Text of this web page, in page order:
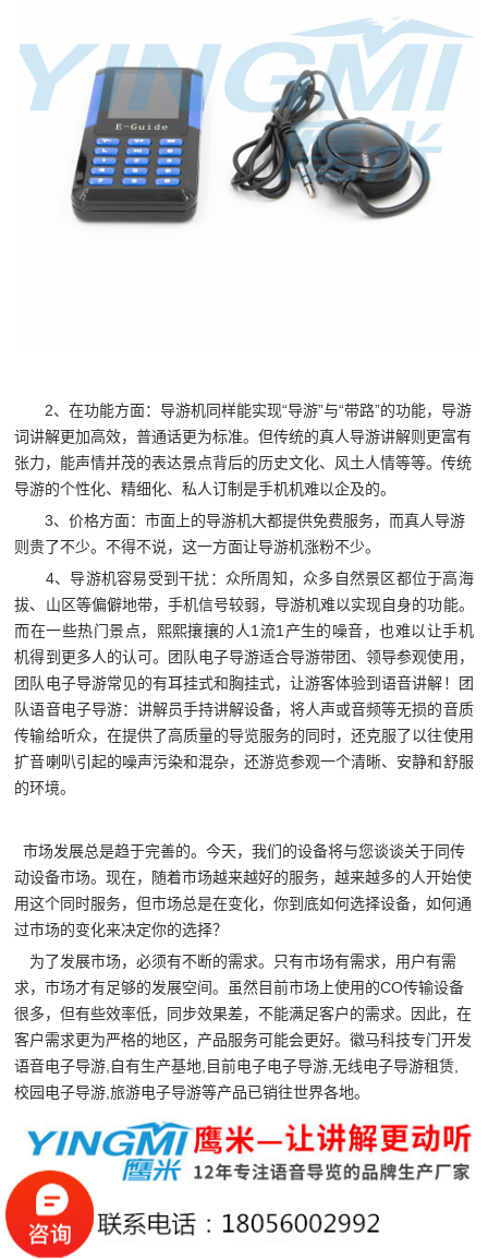
2、在功能方面：导游机同样能实现“导游”与“带路”的功能，导游
词讲解更加高效，普通话更为标准。但传统的真人导游讲解则更富有
张力，能声情并茂的表达景点背后的历史文化、风土人情等等。传统
导游的个性化、精细化、私人订制是手机机难以企及的。
3、价格方面：市面上的导游机大都提供免费服务，而真人导游
则贵了不少。不得不说，这一方面让导游机涨粉不少。
4、导游机容易受到干扰：众所周知，众多自然景区都位于高海
拔、山区等偏僻地带，手机信号较弱，导游机难以实现自身的功能。
而在一些热门景点，熙熙攘攘的人1流1产生的噪音，也难以让手机
机得到更多人的认可。
团队电子导游适合导游带团、领导参观使用，
团队电子导游常见的有耳挂式和胸挂式，让游客体验到语音讲解！
团
队语音电子导游：讲解员手持讲解设备，将人声或音频等无损的音质
传输给听众，在提供了高质量的导览服务的同时，还克服了以往使用
扩音喇叭引起的噪声污染和混杂，还游览参观一个清晰、安静和舒服
的环境。
市场发展总是趋于完善的。今天，我们的设备将与您谈谈关于同传
动设备市场。现在，随着市场越来越好的服务，越来越多的人开始使
用这个同时服务，但市场总是在变化，你到底如何选择设备，如何通
过市场的变化来决定你的选择？
为了发展市场，必须有不断的需求。只有市场有需求，用户有需
求，市场才有足够的发展空间。虽然目前市场上使用的CO传输设备
很多，但有些效率低，同步效果差，不能满足客户的需求。因此，在
客户需求更为严格的地区，产品服务可能会更好。徽马科技专门开发
语音电子导游,自有生产基地,目前电子电子导游,无线电子导游租赁,
校园电子导游,旅游电子导游等产品已销往世界各地。